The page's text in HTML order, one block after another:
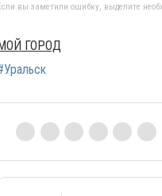
вы заметили ошибку, выделите
ГОРОД